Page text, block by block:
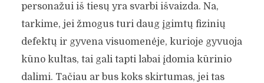
personažui iš tiesų yra svarbi išvaizda. Na,
tarkime, jei žmogus turi daug įgimtų fizinių
defektų ir gyvena visuomenėje, kurioje gyvuoja
kūno kultas, tai gali tapti labai įdomia kūrinio
dalimi. Tačiau ar bus koks skirtumas, jei tas